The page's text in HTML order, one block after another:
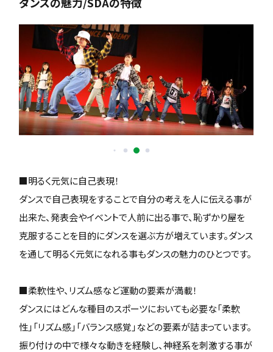
■明るく元気に自己表現！
ダンスで自己表現をすることで自分の考えを人に伝える事が
出来た、発表会やイベントで人前に出る事で、恥ずかり屋を
克服することを目的にダンスを選ぶ方が増えています。ダンス
を通して明るく元気になれる事もダンスの魅力のひとつです。
■柔軟性や、リズム感など運動の要素が満載！
ダンスにはどんな種目のスポーツにおいても必要な「柔軟
性」「リズム感」「バランス感覚」などの要素が詰まっています。
振り付けの中で様々な動きを経験し、神経系を刺激する事が